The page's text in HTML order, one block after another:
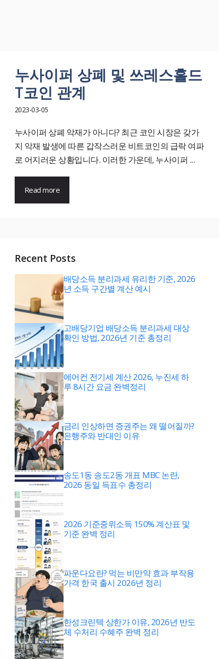
누사이퍼 상폐 및 쓰레스홀드
T코인 관계
2023-03-05
누사이퍼 상폐 악재가 아니다? 최근 코인 시장은 갖가
지 악재 발생에 따른 갑작스러운 비트코인의 급락 여파
로 어지러운 상황입니다. 이러한 가운데, 누사이퍼 ...
Read more
Recent Posts
배당소득 분리과세 유리한 기준, 2026
년 소득 구간별 계산 예시
고배당기업 배당소득 분리과세 대상
확인 방법, 2026년 기준 총정리
에어컨 전기세 계산 2026, 누진세 하
루 8시간 요금 완벽정리
금리 인상하면 증권주는 왜 떨어질까?
은행주와 반대인 이유
송도1동 송도2동 개표 MBC 논란,
2026 동일 득표수 총정리
2026 기준중위소득 150% 계산표 및
기준 완벽 정리
파운다요란? 먹는 비만약 효과 부작용
가격 한국 출시 2026년 정리
한성크린텍 상한가 이유, 2026년 반도
체 수처리 수혜주 완벽 정리